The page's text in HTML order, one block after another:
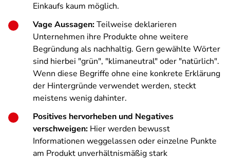
Einkaufs kaum möglich.
Vage Aussagen:Teilweise deklarieren
Unternehmen ihre Produkte ohne weitere
Begründung als nachhaltig. Gern gewählte Wörter
sind hierbei "grün", "klimaneutral" oder "natürlich".
Wenn diese Begriffe ohne eine konkrete Erklärung
der Hintergründe verwendet werden, steckt
meistens wenig dahinter.
Positives hervorheben und Negatives
verschweigen: Hier werden bewusst
Informationen weggelassen oder einzelne Punkte
am Produkt unverhältnismäßig stark